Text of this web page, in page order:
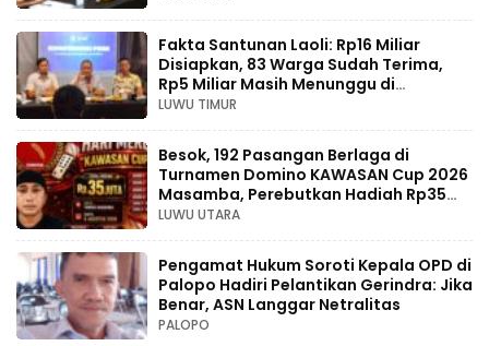
Fakta Santunan Laoli: Rp16 Miliar
Disiapkan, 83 Warga Sudah Terima,
Rp5 Miliar Masih Menunggu di
Pengadilan
LUWU TIMUR
Besok, 192 Pasangan Berlaga di
Turnamen Domino KAWASAN Cup 2026
Masamba, Perebutkan Hadiah Rp35
Juta
LUWU UTARA
Pengamat Hukum Soroti Kepala OPD di
Palopo Hadiri Pelantikan Gerindra: Jika
Benar, ASN Langgar Netralitas
PALOPO